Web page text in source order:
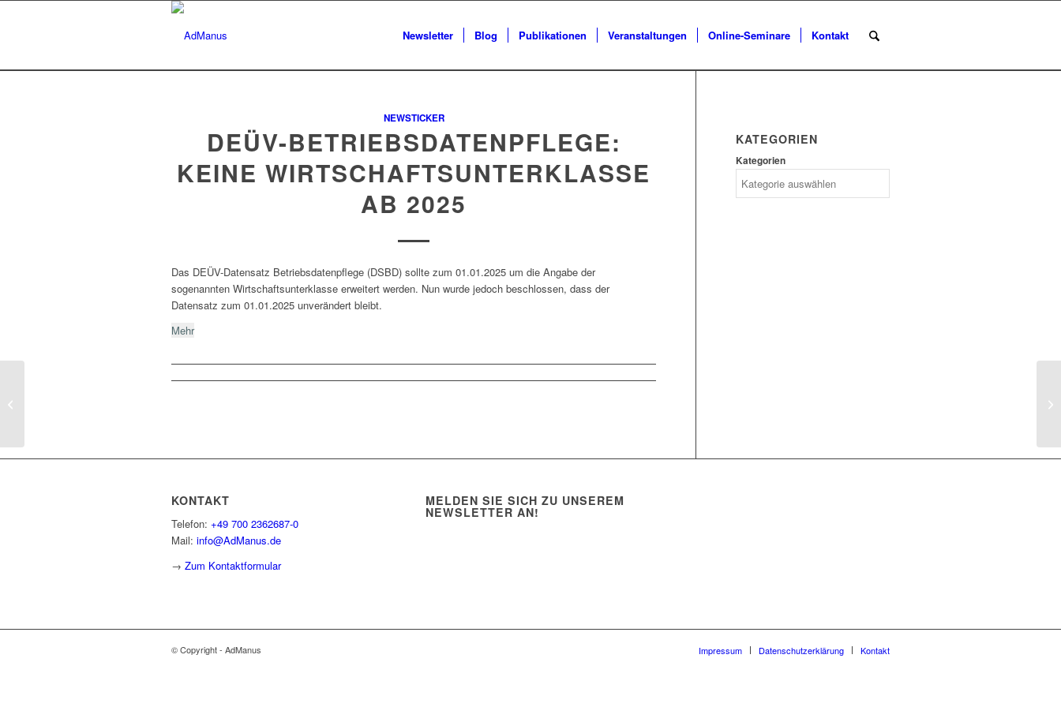
Newsletter Blog Publikationen Veranstaltungen Online-Seminare Kontakt
NEWSTICKER
DEÜV-BETRIEBSDATENPFLEGE:
KEINE WIRTSCHAFTSUNTERKLASSE
AB 2025
Das DEÜV-Datensatz Betriebsdatenpflege (DSBD) sollte zum 01.01.2025 um die Angabe der
sogenannten Wirtschaftsunterklasse erweitert werden. Nun wurde jedoch beschlossen, dass der
Datensatz zum 01.01.2025 unverändert bleibt.
Mehr
KATEGORIEN
Kategorien
KONTAKT
Telefon: +49 700 2362687-0
Mail: info@AdManus.de
→ Zum Kontaktformular
MELDEN SIE SICH ZU UNSEREM
NEWSLETTER AN!
© Copyright - AdManus Impressum Datenschutzerklärung Kontakt